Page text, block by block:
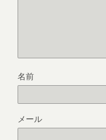
名前
メール